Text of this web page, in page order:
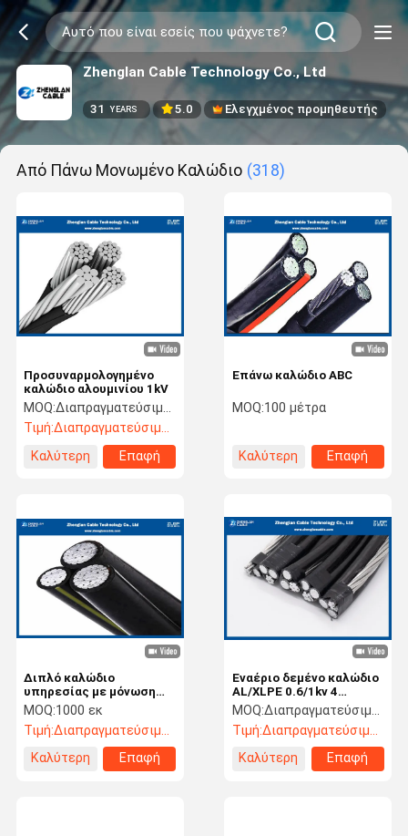
Zhenglan Cable Technology Co., Ltd
31 YEARS 5.0 Ελεγχμένος προμηθευτής
Από Πάνω Μονωμένο Καλώδιο (318)
Προσυναρμολογημένο
καλώδιο αλουμινίου 1kV
MOQ:Διαπραγματεύσιμος
Τιμή:Διαπραγματεύσιμος
Καλύτερη
Επαφή
Επάνω καλώδιο ABC
MOQ:100 μέτρα
Καλύτερη
Επαφή
Διπλό καλώδιο
υπηρεσίας με μόνωση
εναέριων γραμμών LV MV
MOQ:1000 εκ
Τιμή:Διαπραγματεύσιμος
Καλύτερη
Επαφή
Εναέριο δεμένο καλώδιο
AL/XLPE 0.6/1kv 4
πυρήνων 25τ.χιλ.
MOQ:Διαπραγματεύσιμος
Τιμή:Διαπραγματεύσιμος
Καλύτερη
Επαφή